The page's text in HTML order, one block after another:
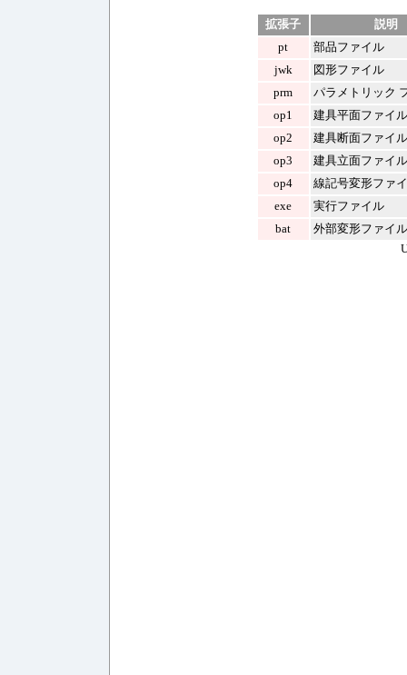
拡張子
説明
pt
部品ファイル
jwk
図形ファイル
prm
パラメトリック
op1
建具平面ファイル
op2
建具断面ファイル
op3
建具立面ファイル
op4
線記号変形ファ
exe
実行ファイル
bat
外部変形ファイル